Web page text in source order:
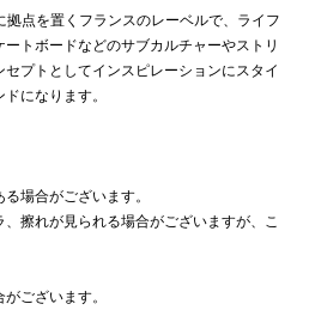
拠点を置くフランスのレーベルで、ライフ
トボードなどのサブカルチャーやストリ
プトとしてインスピレーションにスタイ
になります。
場合がございます。
擦れが見られる場合がございますが、こ
ございます。